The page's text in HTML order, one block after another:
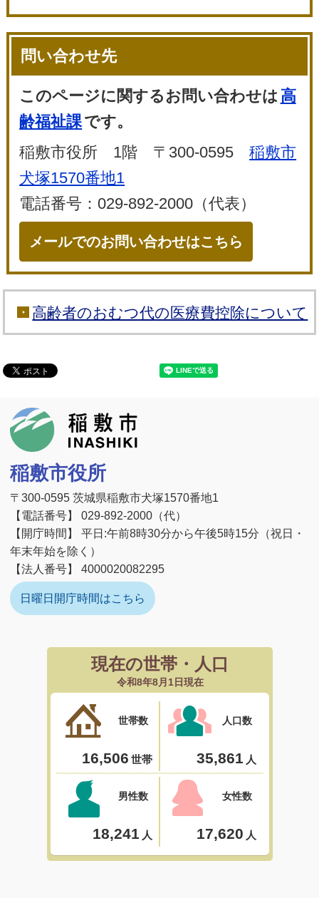
問い合わせ先
このページに関するお問い合わせは 高
齢福祉課です。
稲敷市役所 1階 〒300-0595稲敷市
犬塚1570番地1
電話番号：029-892-2000（代表）
メールでのお問い合わせはこちら
高齢者のおむつ代の医療費控除について
稲敷市役所
〒300-0595 茨城県稲敷市犬塚1570番地1
【電話番号】 029-892-2000（代）
【開庁時間】 平日:午前8時30分から午後5時15分（祝日・
年末年始を除く）
【法人番号】 4000020082295
日曜日開庁時間はこちら